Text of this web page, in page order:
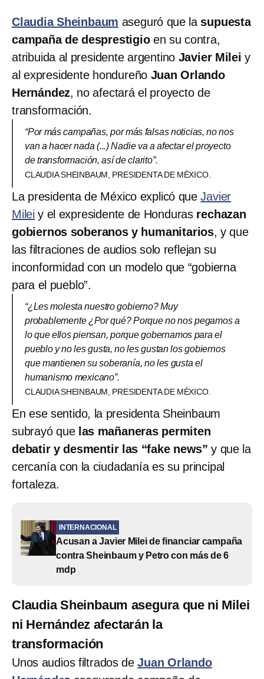
Claudia Sheinbaum aseguró que la supuesta
campaña de desprestigioen su contra,
atribuida al presidente argentino Javier Mileiy
al expresidente hondureño Juan Orlando
Hernández, no afectará el proyecto de
transformación.
“Por más campañas, por más falsas noticias, no nos
van a hacer nada (...) Nadie va a afectar el proyecto
de transformación, así de clarito”.
CLAUDIA SHEINBAUM, PRESIDENTA DE MÉXICO.
La presidenta de México explicó queJavier
Milei y el expresidente de Honduras rechazan
gobiernos soberanos y humanitarios, y que
las filtraciones de audios solo reflejan su
inconformidad con un modelo que “gobierna
para el pueblo”.
“¿Les molesta nuestro gobierno? Muy
probablemente ¿Por qué? Porque no nos pegamos a
lo que ellos piensan, porque gobernamos para el
pueblo y no les gusta, no les gustan los gobiernos
que mantienen su soberanía, no les gusta el
humanismo mexicano”.
CLAUDIA SHEINBAUM, PRESIDENTA DE MÉXICO.
En ese sentido, la presidenta Sheinbaum
subrayó quelas mañaneras permiten
debatir y desmentir las “fake news” y que la
cercanía con la ciudadanía es su principal
fortaleza.
INTERNACIONAL
Acusan a Javier Milei de financiar campaña
contra Sheinbaum y Petro con más de 6
mdp
Claudia Sheinbaum asegura que ni Milei
ni Hernández afectarán la
transformación
Unos audios filtrados deJuan Orlando